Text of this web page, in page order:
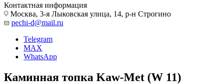
Контактная информация
Москва, 3-я Лыковская улица, 14, р-н Строгино
pechi-d@mail.ru
Telegram
MAX
WhatsApp
Каминная топка Kaw-Met (W 11)